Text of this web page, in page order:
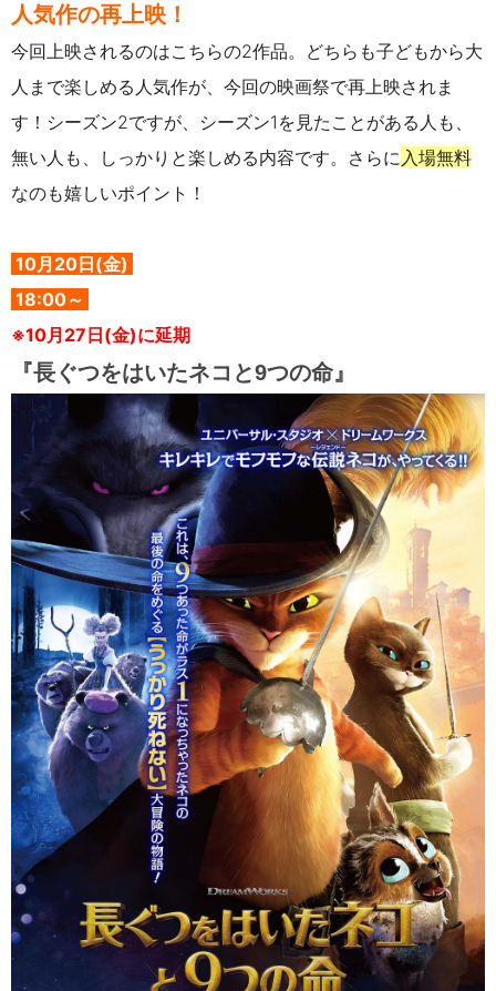
人気作の再上映！
今回上映されるのはこちらの2作品。どちらも子どもから大
人まで楽しめる人気作が、今回の映画祭で再上映されま
す！シーズン2ですが、シーズン1を見たことがある人も、
無い人も、しっかりと楽しめる内容です。さらに入場無料
なのも嬉しいポイント！
10月20日(金)
18:00～
※10月27日(金)に延期
『長ぐつをはいたネコと9つの命』